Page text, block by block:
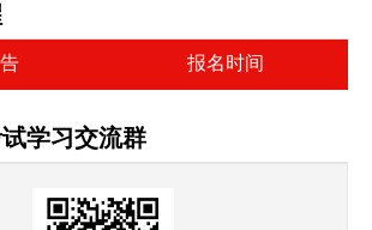
报名时间
学习交流群